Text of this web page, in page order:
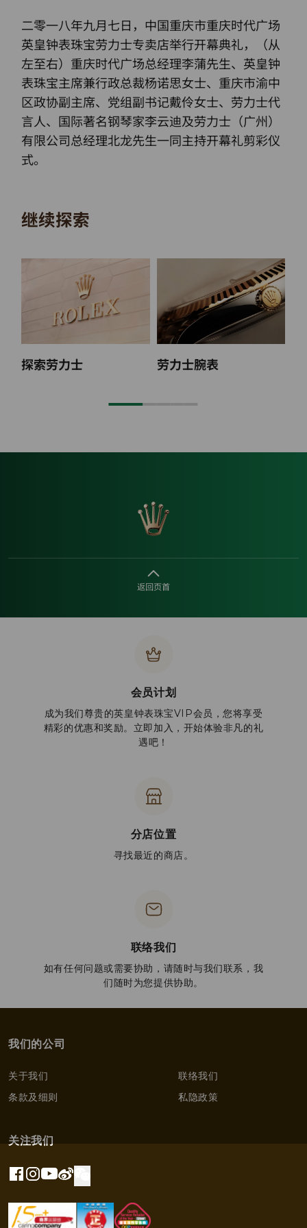
二零一八年九月七日，中国重庆市重庆时代广场
英皇钟表珠宝劳力士专卖店举行开幕典礼，（从
左至右）重庆时代广场总经理李蒲先生、英皇钟
表珠宝主席兼行政总裁杨诺思女士、重庆市渝中
区政协副主席、党组副书记戴伶女士、劳力士代
言人、国际著名钢琴家李云迪及劳力士（广州）
有限公司总经理北龙先生一同主持开幕礼剪彩仪
式。
继续探索
探索劳力士 劳力士腕表
返回页首
会员计划
成为我们尊贵的英皇钟表珠宝VIP会员，您将享受
精彩的优惠和奖励。立即加入，开始体验非凡的礼
遇吧！
分店位置
寻找最近的商店。
联络我们
如有任何问题或需要协助，请随时与我们联系，我
们随时为您提供协助。
我们的公司
关于我们
联络我们
条款及细则
私隐政策
关注我们